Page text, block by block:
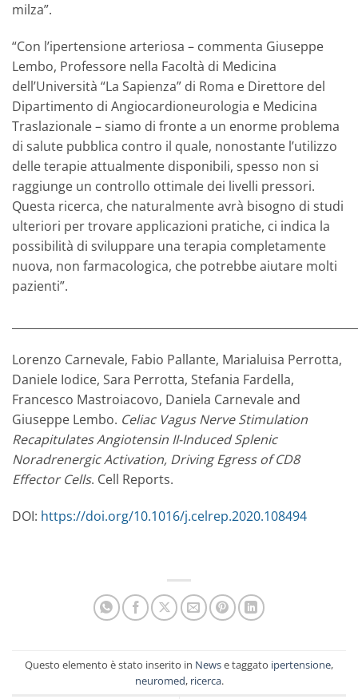
milza”.
“Con l’ipertensione arteriosa – commenta Giuseppe
Lembo, Professore nella Facoltà di Medicina
dell’Università “La Sapienza” di Roma e Direttore del
Dipartimento di Angiocardioneurologia e Medicina
Traslazionale – siamo di fronte a un enorme problema
di salute pubblica contro il quale, nonostante l’utilizzo
delle terapie attualmente disponibili, spesso non si
raggiunge un controllo ottimale dei livelli pressori.
Questa ricerca, che naturalmente avrà bisogno di studi
ulteriori per trovare applicazioni pratiche, ci indica la
possibilità di sviluppare una terapia completamente
nuova, non farmacologica, che potrebbe aiutare molti
pazienti”.
Lorenzo Carnevale, Fabio Pallante, Marialuisa Perrotta,
Daniele Iodice, Sara Perrotta, Stefania Fardella,
Francesco Mastroiacovo, Daniela Carnevale and
Giuseppe Lembo. Celiac Vagus Nerve Stimulation
Recapitulates Angiotensin II-Induced Splenic
Noradrenergic Activation, Driving Egress of CD8
Effector Cells. Cell Reports.
DOI: https://doi.org/10.1016/j.celrep.2020.108494
Questo elemento è stato inserito in Newse taggato ipertensione,
neuromed, ricerca.